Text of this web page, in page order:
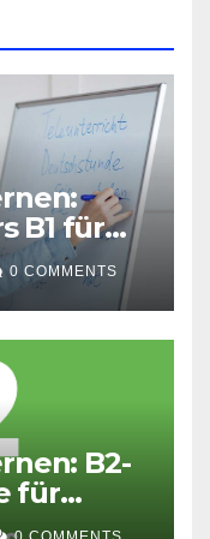
B1 für
0 COMMENTS
B2-
für